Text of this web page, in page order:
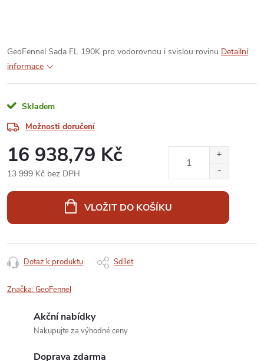
GeoFennel Sada FL 190K pro vodorovnou i svislou rovinu Detailní
informace
Skladem
Možnosti doručení
16 938,79 Kč
13 999 Kč bez DPH
VLOŽIT DO KOŠÍKU
Dotaz k produktu Sdílet
Značka:GeoFennel
Akční nabídky
Nakupujte za výhodné ceny
Doprava zdarma